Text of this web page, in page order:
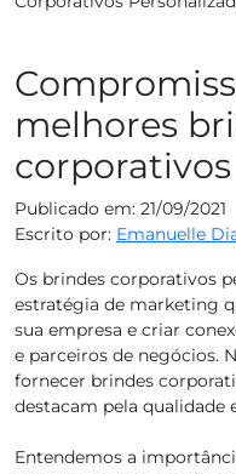
melhores
Publicado em: 21/09/2021
Escrito por: Emanuelle
Os brindes corporativos
estratégia de marketing
sua empresa e criar
e parceiros de negócios.
fornecer brindes
destacam pela qualidade
Entendemos a